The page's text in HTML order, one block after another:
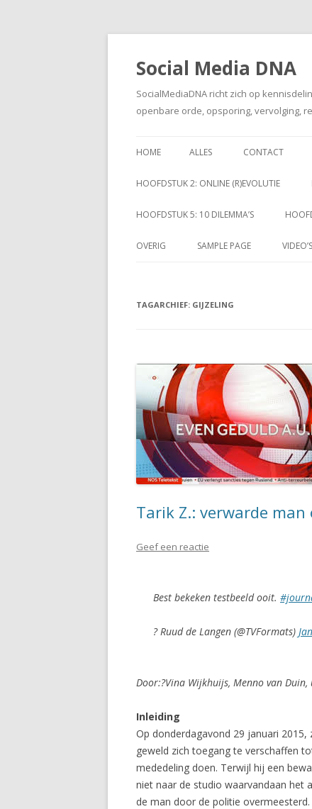
Social Media DNA
SocialMediaDNA richt zich op
openbare orde, opsporing, vervolging,
HOME ALLES CONTACT
HOOFDSTUK 2: ONLINE (R)EVOLUTIE
HOOFDSTUK 5: 10 DILEMMA’S
OVERIG SAMPLE PAGE VIDEO’S
TAGARCHIEF: GIJZELING
Tarik Z.: verwarde
Geef een reactie
Best bekeken testbeeld ooit.
? Ruud de Langen (@TVFormats)
Door:?Vina Wijkhuijs, Menno van Duin,
Inleiding
Op donderdagavond 29 januari
geweld zich toegang te verschaffen
mededeling doen. Terwijl hij een
niet naar de studio waarvandaan het
de man door de politie